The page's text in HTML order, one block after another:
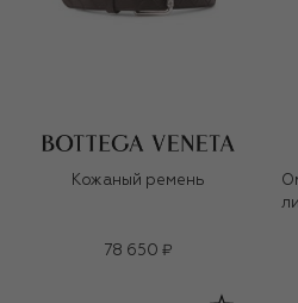
Кожаный ремень
78 650 ₽